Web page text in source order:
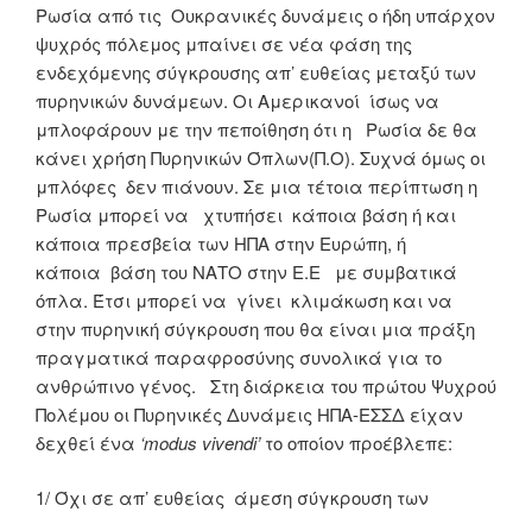
Ρωσία από τις Ουκρανικές δυνάμεις ο ήδη υπάρχον
ψυχρός πόλεμος μπαίνει σε νέα φάση της
ενδεχόμενης σύγκρουσης απ’ ευθείας μεταξύ των
πυρηνικών δυνάμεων. Οι Αμερικανοί ίσως να
μπλοφάρουν με την πεποίθηση ότι η Ρωσία δε θα
κάνει χρήση Πυρηνικών Όπλων(Π.Ο). Συχνά όμως οι
μπλόφες δεν πιάνουν. Σε μια τέτοια περίπτωση η
Ρωσία μπορεί να χτυπήσει κάποια βάση ή και
κάποια πρεσβεία των ΗΠΑ στην Ευρώπη, ή
κάποια βάση του ΝΑΤΟ στην Ε.Ε με συμβατικά
όπλα. Έτσι μπορεί να γίνει κλιμάκωση και να
στην πυρηνική σύγκρουση που θα είναι μια πράξη
πραγματικά παραφροσύνης συνολικά για το
ανθρώπινο γένος. Στη διάρκεια του πρώτου Ψυχρού
Πολέμου οι Πυρηνικές Δυνάμεις ΗΠΑ-ΕΣΣΔ είχαν
δεχθεί ένα ‘modus vivendi’το οποίον προέβλεπε:
1/ Όχι σε απ’ ευθείας άμεση σύγκρουση των